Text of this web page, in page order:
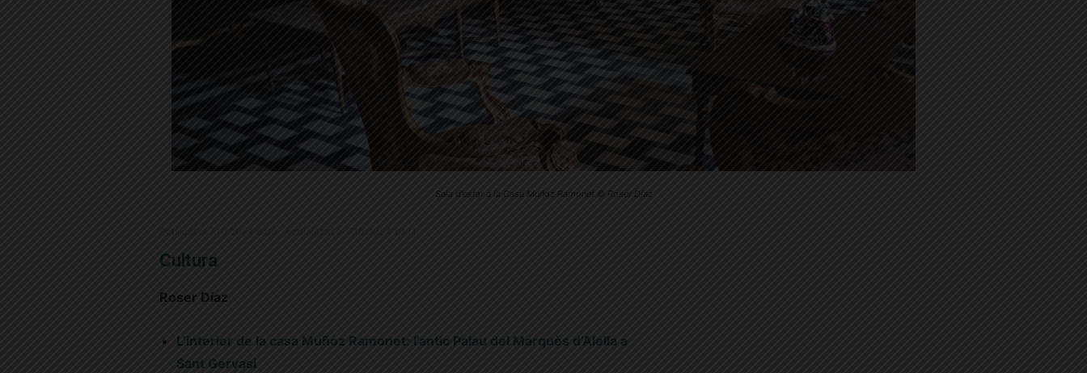
Sala d'estar a la Casa Muñoz Ramonet © Roser Díaz
Cultura
Roser Díaz
L’interior de la casa Muñoz Ramonet: l’antic Palau del Marquès d’Alella a
Sant Gervasi